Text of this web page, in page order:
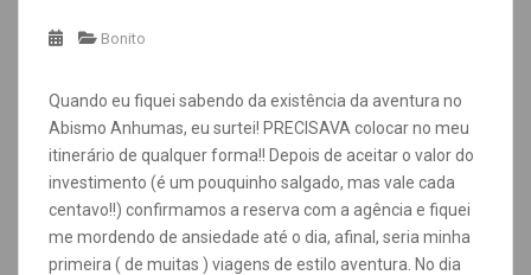
Bonito
Quando eu fiquei sabendo da existência da aventura no
Abismo Anhumas, eu surtei! PRECISAVA colocar no meu
itinerário de qualquer forma!! Depois de aceitar o valor do
investimento (é um pouquinho salgado, mas vale cada
centavo!!) confirmamos a reserva com a agência e fiquei
me mordendo de ansiedade até o dia, afinal, seria minha
primeira ( de muitas ) viagens de estilo aventura. No dia